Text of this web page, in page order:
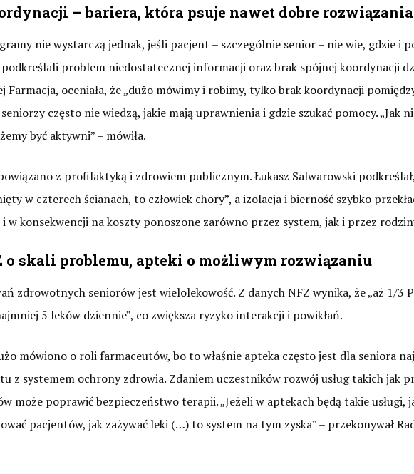
– bariera, która psuje nawet dobre rozwiązania
nie wystarczą jednak, jeśli pacjent – szczególnie senior – nie wie, gdzie i
podkreślali problem niedostatecznej informacji oraz brak spójnej koordynacji
Farmacja, oceniała, że „dużo mówimy i robimy, tylko brak koordynacji
często nie wiedzą, jakie mają uprawnienia i gdzie szukać pomocy. „Jak
być aktywni” – mówiła.
z profilaktyką i zdrowiem publicznym. Łukasz Salwarowski
w czterech ścianach, to człowiek chory”, a izolacja i bierność szybko
w konsekwencji na koszty ponoszone zarówno przez system, jak i przez
o skali problemu, apteki o możliwym rozwiązaniu
zdrowotnych seniorów jest wielolekowość. Z danych NFZ wynika, że „aż 1/3
5 leków dziennie”, co zwiększa ryzyko interakcji i powikłań.
mówiono o roli farmaceutów, bo to właśnie apteka często jest dla seniora
z systemem ochrony zdrowia. Zdaniem uczestników rozwój usług takich jak
może poprawić bezpieczeństwo terapii. „Jeżeli w aptekach będą takie usługi,
pacjentów, jak zażywać leki (…) to system na tym zyska” – przekonywał